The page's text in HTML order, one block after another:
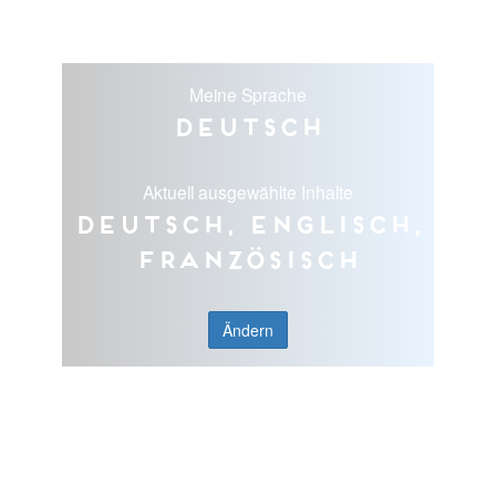
Meine Sprache
Deutsch
Aktuell ausgewählte Inhalte
Deutsch, Englisch,
Französisch
Ändern